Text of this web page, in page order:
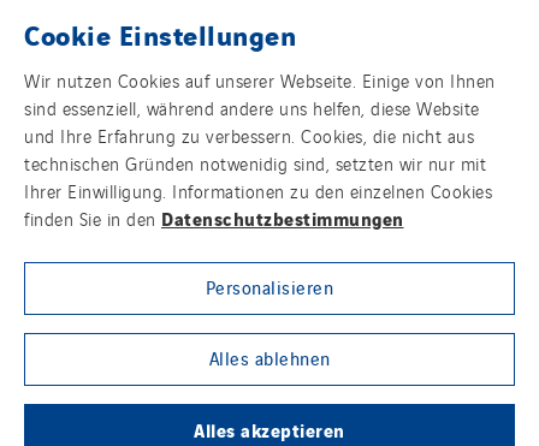
Kontakt
Impressum
Datenschutz
Cookies
Sitemap
Group websites
GT Morbihan
GT Vendée
GT-Cornouaille
GTIE Air & Défense
GTIE Armorique
GTIE Rennes
Hooyberghs
I.F.A.T
Cookie Einstellungen
Wir nutzen Cookies auf unserer Webseite. Einige von Ihnen
sind essenziell, während andere uns helfen, diese Website
und Ihre Erfahrung zu verbessern. Cookies, die nicht aus
technischen Gründen notwenidig sind, setzten wir nur mit
Ihrer Einwilligung. Informationen zu den einzelnen Cookies
finden Sie in den Datenschutzbestimmungen
Personalisieren
Alles ablehnen
Alles akzeptieren